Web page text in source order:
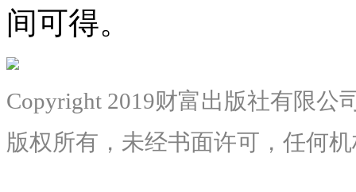
间可得。
Copyright 2019财富出版社有限公
版权所有，未经书面许可，任何